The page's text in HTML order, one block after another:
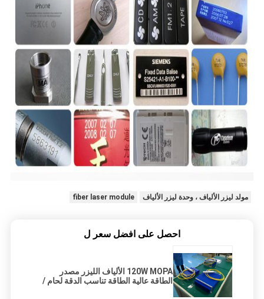
مولد ليزر الألياف ، وحدة ليزر الألياف fiber laser module
احصل على افضل سعر ل
120W MOPA الألياف الليزر مصدر
الطاقة عالية الطاقة تناسب الدقة لحام /